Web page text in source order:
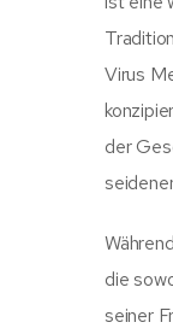
Virus
der
die
seiner